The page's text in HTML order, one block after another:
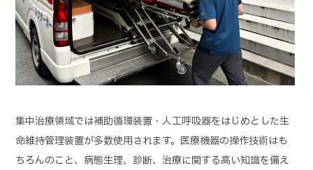
集中治療領域では補助循環装置・人工呼吸器をはじめとした生
命維持管理装置が多数使用されます。医療機器の操作技術はも
ちろんのこと、病態生理、診断、治療に関する高い知識を備え